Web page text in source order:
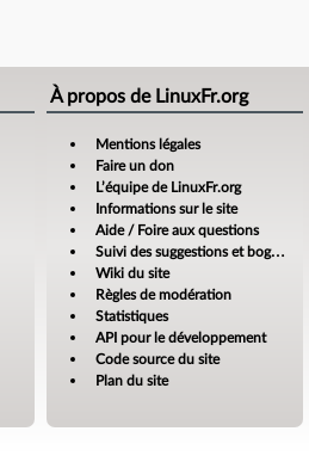
À propos de LinuxFr.org
Mentions légales
Faire un don
L’équipe de LinuxFr.org
Informations sur le site
Aide / Foire aux questions
Suivi des suggestions et bogues
Wiki du site
Règles de modération
Statistiques
API pour le développement
Code source du site
Plan du site